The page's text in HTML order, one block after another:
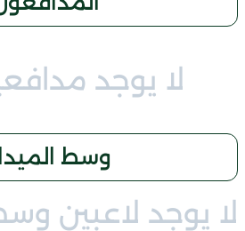
لا يوجد
وسط
لا يوجد لاعبين